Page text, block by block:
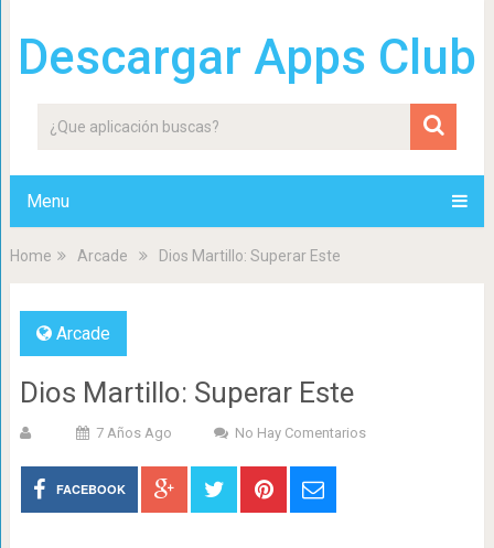
Descargar Apps Club
Menu
Home Arcade Dios Martillo: Superar Este
Arcade
Dios Martillo: Superar Este
7 Años Ago No Hay Comentarios
FACEBOOK